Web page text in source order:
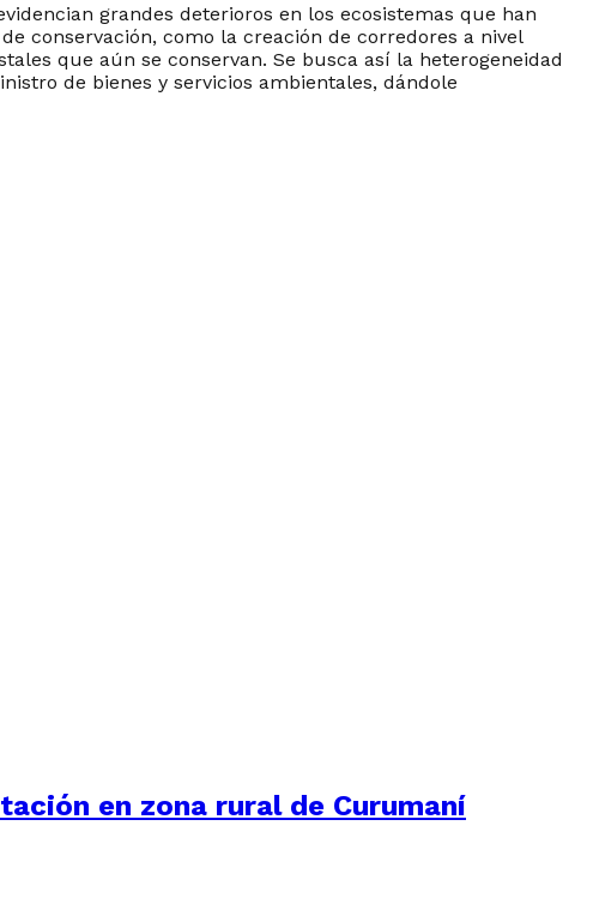
grandes deterioros en los ecosistemas que han
conservación, como la creación de corredores a nivel
que aún se conservan. Se busca así la heterogeneidad
de bienes y servicios ambientales, dándole
en zona rural de Curumaní